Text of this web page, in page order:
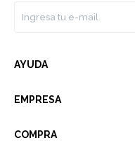
AYUDA
EMPRESA
COMPRA